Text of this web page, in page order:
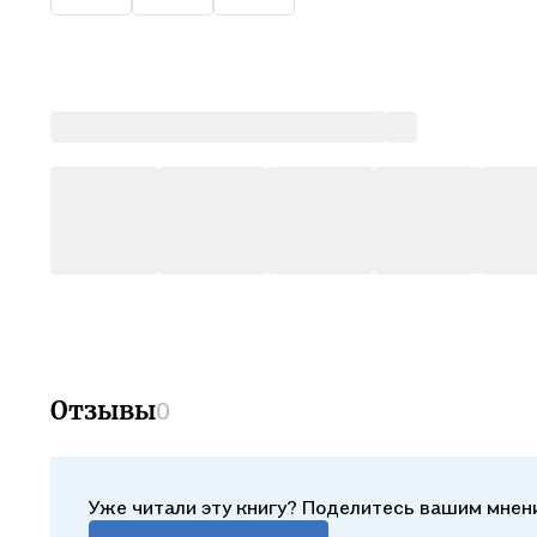
Отзывы0
Уже читали эту книгу? Поделитесь вашим